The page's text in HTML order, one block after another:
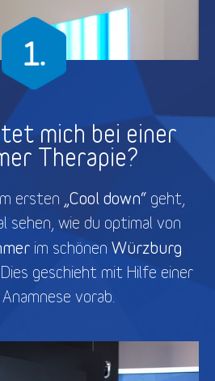
mich bei einer
Therapie?
ersten „Cool down“ geht,
sehen, wie du optimal von
im schönen Würzburg
geschieht mit Hilfe einer
vorab.